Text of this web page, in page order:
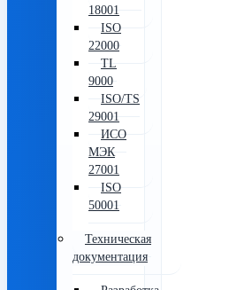
18001
ISO
22000
TL
9000
ISO/TS
29001
ИСО
МЭК
27001
ISO
50001
Техническая
документация